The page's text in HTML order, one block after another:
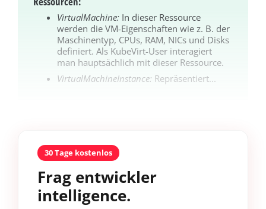
VirtualMachine: In dieser Ressource
werden die VM-Eigenschaften wie z. B. der
Maschinentyp, CPUs, RAM, NICs und Disks
definiert. Als KubeVirt-User interagiert
man hauptsächlich mit dieser Ressource.
VirtualMachineInstance: Repräsentiert...
30 Tage kostenlos
Frag entwickler
intelligence.